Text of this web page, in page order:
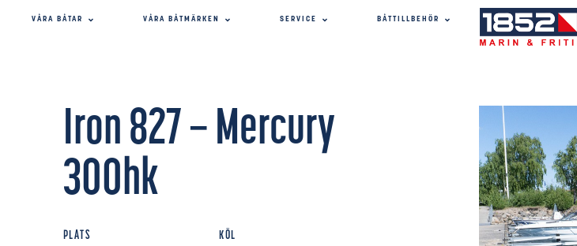
VÅRA BÅTAR VÅRA BÅTMÄRKEN SERVICE BÅTTILLBEHÖR
Iron 827 – Mercury
300hk
PLATS KÖL